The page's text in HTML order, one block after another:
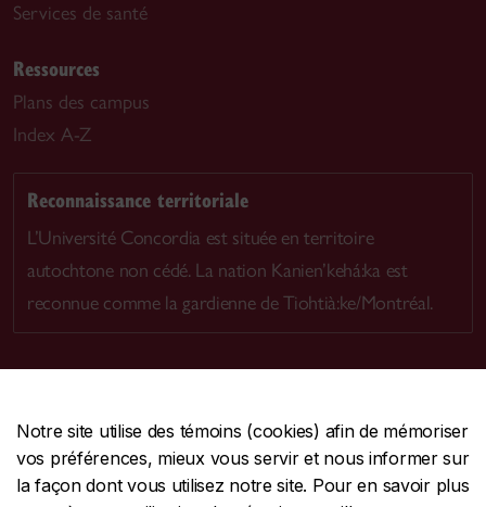
Notre site utilise des témoins (cookies) afin de mémoriser
vos préférences, mieux vous servir et nous informer sur
la façon dont vous utilisez notre site. Pour en savoir plus
Services de santé
Ressources
Plans des campus
Index A-Z
Reconnaissance territoriale
L’Université Concordia est située en territoire
autochtone non cédé. La nation Kanien’kehá:ka est
reconnue comme la gardienne de Tiohtià:ke/Montréal.
CENTRALE514-848-2424
URGENCE514-848-3717